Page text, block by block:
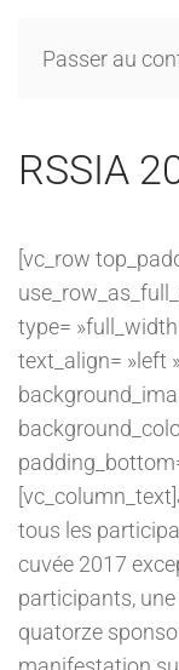
Passer au
RSSIA
[vc_row
type=
text_align= »left
tous les
cuvée 2017
participants,
quatorze